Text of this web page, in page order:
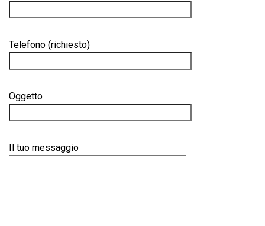
Telefono (richiesto)
Oggetto
Il tuo messaggio